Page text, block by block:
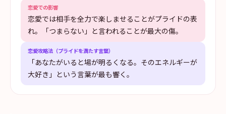
恋愛での影響
恋愛では相手を全力で楽しませることがプライドの表
れ。「つまらない」と言われることが最大の傷。
恋愛攻略法（プライドを満たす言葉）
「あなたがいると場が明るくなる。そのエネルギーが
大好き」という言葉が最も響く。